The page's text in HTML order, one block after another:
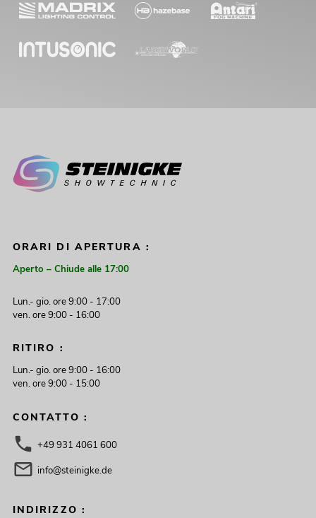
ORARI DI APERTURA :
Aperto – Chiude alle 17:00
Lun.- gio. ore 9:00 - 17:00
ven. ore 9:00 - 16:00
RITIRO :
Lun.- gio. ore 9:00 - 16:00
ven. ore 9:00 - 15:00
CONTATTO :
+49 931 4061 600
info@steinigke.de
INDIRIZZO :